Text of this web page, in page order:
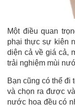
Một điều quan
phại thực sự kiên
diện cả về giá cả,
trải nghiệm mùi
Bạn cũng có thể
và chọn ra được
nước hoa đều có